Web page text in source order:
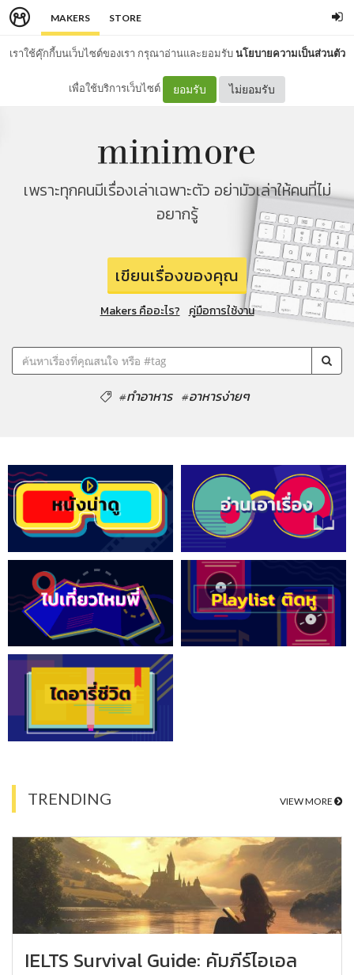
MAKERS STORE
เราใช้คุ๊กกี้บนเว็บไซต์ของเรา กรุณาอ่านและยอมรับนโยบายความเป็นส่วนตัว
เพื่อใช้บริการเว็บไซต์ ยอมรับ ไม่ยอมรับ
เพราะทุกคนมีเรื่องเล่าเฉพาะตัว อย่ามัวเล่าให้คนที่ไม่
อยากรู้
เขียนเรื่องของคุณ
Makers คืออะไร? คู่มือการใช้งาน
#ทำอาหาร #อาหารง่ายๆ
TRENDING VIEW MORE
IELTS Survival Guide: คัมภีร์ไอเอล